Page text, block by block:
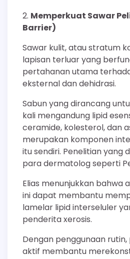
Memperkuat Sawar
Barrier)
Sawar kulit, atau stratum
lapisan terluar yang
pertahanan utama
eksternal dan dehidrasi.
Sabun yang dirancang
kali mengandung lipid
ceramide, kolesterol, dan
merupakan komponen
itu sendiri. Penelitian yang
para dermatolog seperti
Elias menunjukkan bahwa
ini dapat membantu
lamelar lipid interseluler
penderita xerosis.
Dengan penggunaan
aktif membantu